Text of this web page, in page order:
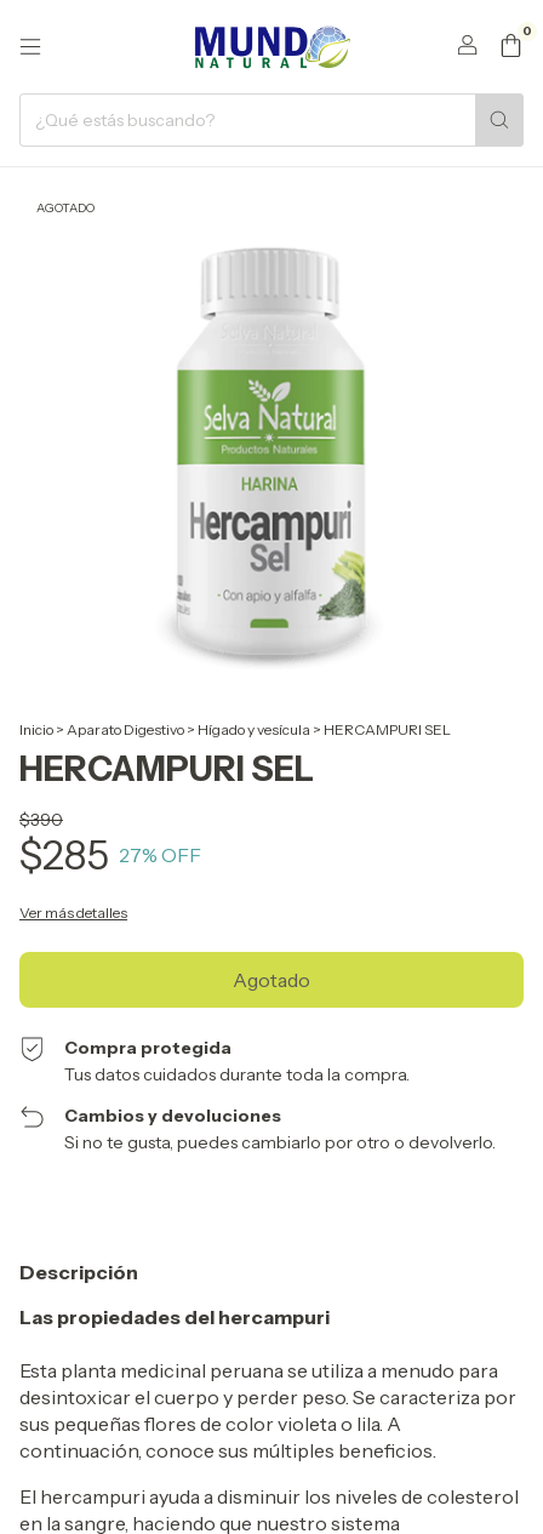
0
AGOTADO
Inicio > Aparato Digestivo > Hígado y vesícula > HERCAMPURI SEL
HERCAMPURI SEL
$390
$285 27% OFF
Ver más detalles
Compra protegida
Tus datos cuidados durante toda la compra.
Cambios y devoluciones
Si no te gusta, puedes cambiarlo por otro o devolverlo.
Descripción
Las propiedades del hercampuri
Esta planta medicinal peruana se utiliza a menudo para
desintoxicar el cuerpo y perder peso. Se caracteriza por
sus pequeñas flores de color violeta o lila. A
continuación, conoce sus múltiples beneficios.
El hercampuri ayuda a disminuir los niveles de colesterol
en la sangre, haciendo que nuestro sistema